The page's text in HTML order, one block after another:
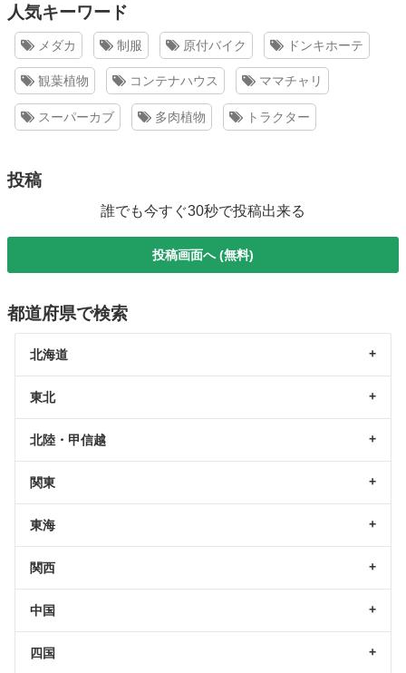
人気キーワード
メダカ 制服 原付バイク ドンキホーテ
観葉植物 コンテナハウス ママチャリ
スーパーカブ 多肉植物 トラクター
投稿
誰でも今すぐ30秒で投稿出来る
投稿画面へ (無料)
都道府県で検索
北海道
東北
北陸・甲信越
関東
東海
関西
中国
四国